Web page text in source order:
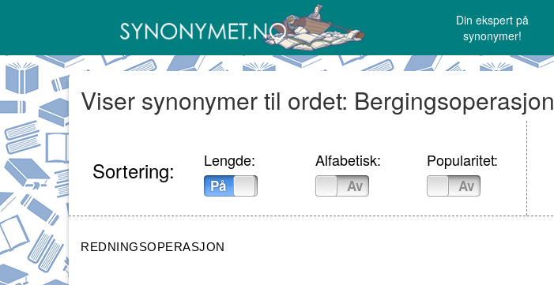
Din ekspert på
synonymer!
Viser synonymer til ordet: Bergingsoperasjon
Sortering: Lengde:
På
Alfabetisk:
Av
Popularitet:
Av
REDNINGSOPERASJON